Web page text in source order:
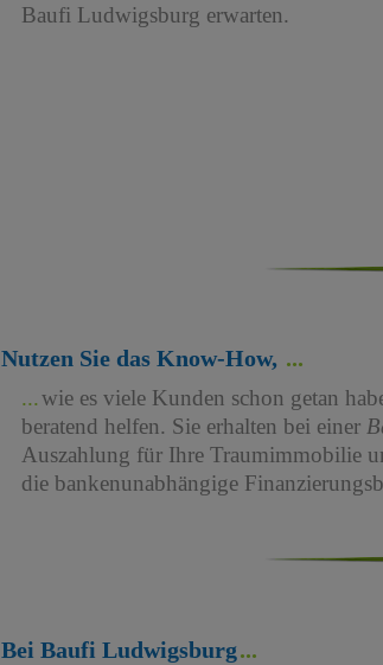
Baufi Ludwigsburg erwarten.
Nutzen Sie das Know-How,
wie es viele Kunden schon getan
beratend helfen. Sie erhalten bei einer
Auszahlung für Ihre Traumimmobilie
die bankenunabhängige
Bei Baufi Ludwigsburg